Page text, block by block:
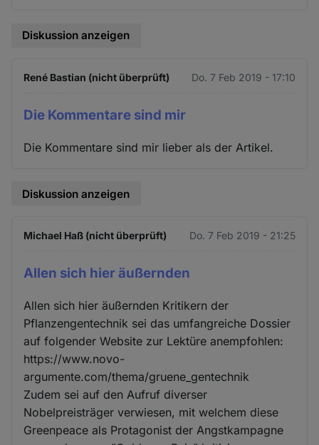
Diskussion anzeigen
René Bastian (nicht überprüft) Do. 7 Feb 2019 - 17:10
Die Kommentare sind mir
Die Kommentare sind mir lieber als der Artikel.
Diskussion anzeigen
Michael Haß (nicht überprüft) Do. 7 Feb 2019 - 21:25
Allen sich hier äußernden
Allen sich hier äußernden Kritikern der
Pflanzengentechnik sei das umfangreiche Dossier
auf folgender Website zur Lektüre anempfohlen:
https://www.novo-
argumente.com/thema/gruene_gentechnik
Zudem sei auf den Aufruf diverser
Nobelpreisträger verwiesen, mit welchem diese
Greenpeace als Protagonist der Angstkampagne